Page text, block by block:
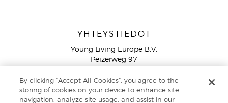
YHTEYSTIEDOT
Young Living Europe B.V.
Peizerweg 97
Netherlands
Ilmainen yhteydenotto lankanumeroista Suomesta
By clicking “Accept All Cookies”, you agree to the
storing of cookies on your device to enhance site
navigation, analyze site usage, and assist in our